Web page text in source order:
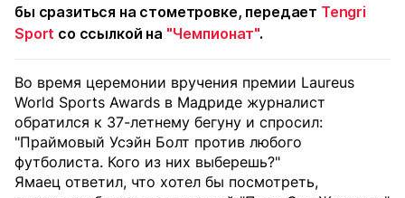
бы сразиться на стометровке, передает Tengri
Sport со ссылкой на "Чемпионат".
Во время церемонии вручения премии Laureus
World Sports Awards в Мадриде журналист
обратился к 37-летнему бегуну и спросил:
"Праймовый Усэйн Болт против любого
футболиста. Кого из них выберешь?"
Ямаец ответил, что хотел бы посмотреть,